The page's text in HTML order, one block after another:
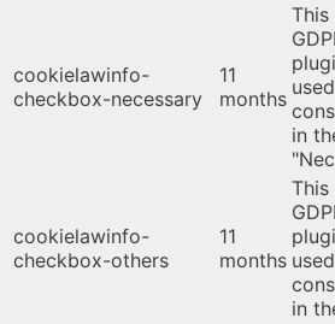
cookielawinfo-
checkbox-necessary
11
months
in
cookielawinfo-
checkbox-others
11
months
in